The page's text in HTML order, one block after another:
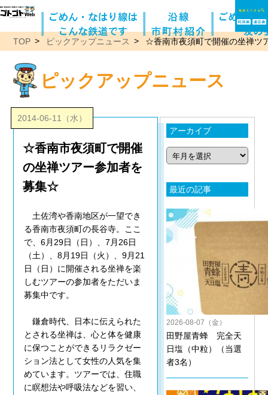
TOP ピックアップニュース ☆香南市夜須町で開催の坐禅ツ
ピックアップニュース
2014-06-11（水）
☆香南市夜須町で開催
の坐禅ツアー参加者を
募集☆
土佐湾や香南地区が一望でき
る香南市夜須町の長谷寺。ここ
で、6月29日（日）、7月26日
（土）、8月19日（火）、9月21
日（日）に開催される坐禅を楽
しむツアーの参加者をただいま
募集中です。
鎌倉時代、日本に伝えられた
とされる坐禅は、心と体を健康
に保つことができるリラクゼー
ション法として女性の人気を集
めています。ツアーでは、住職
に瞑想法や呼吸法などを習い、
アーカイブ
最近の記事
2026-08-07（金）
田野屋青蜂 完全天
日塩（中粒）（当選
者3名）